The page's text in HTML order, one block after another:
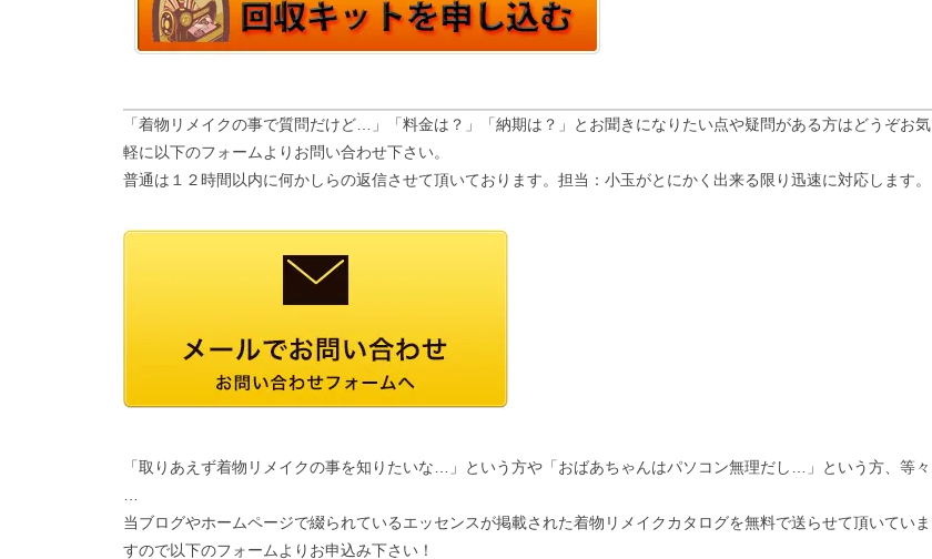
「着物リメイクの事で質問だけど…」「料金は？」「納期は？」とお聞きになりたい点や疑問がある方はどうぞお気
軽に以下のフォームよりお問い合わせ下さい。
普通は１２時間以内に何かしらの返信させて頂いております。担当：小玉がとにかく出来る限り迅速に対応します。
「取りあえず着物リメイクの事を知りたいな…」という方や「おばあちゃんはパソコン無理だし…」という方、等々
当ブログやホームページで綴られているエッセンスが掲載された着物リメイクカタログを無料で送らせて頂いていま
すので以下のフォームよりお申込み下さい！